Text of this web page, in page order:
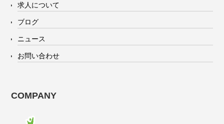
求人について
ブログ
ニュース
お問い合わせ
COMPANY